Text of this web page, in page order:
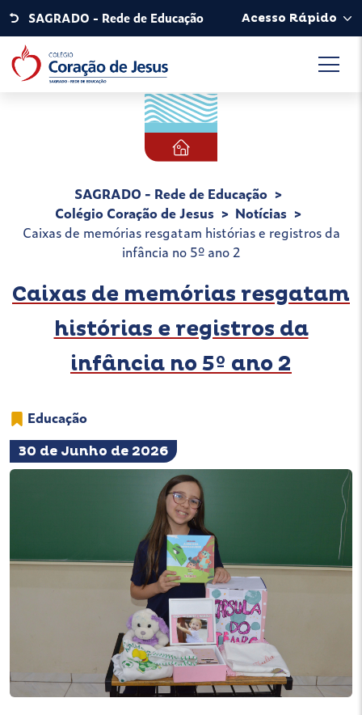
SAGRADO - Rede de Educação Acesso Rápido
SAGRADO - Rede de Educação
Colégio Coração de Jesus
Notícias
Caixas de memórias resgatam histórias e registros da
infância no 5º ano 2
Caixas de memórias resgatam
histórias e registros da
infância no 5º ano 2
Educação
30 de Junho de 2026